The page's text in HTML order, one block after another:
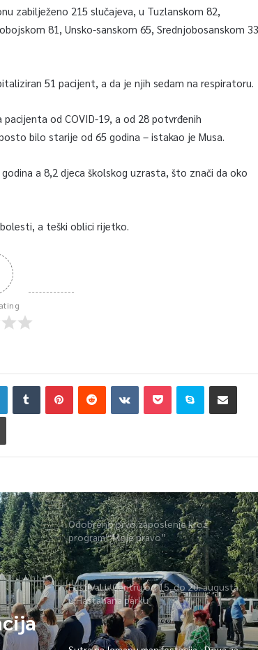
zabilježeno 215 slučajeva, u Tuzlanskom 82,
81, Unsko-sanskom 65, Srednjobosanskom 33,
51 pacijent, a da je njih sedam na respiratoru.
od COVID-19, a od 28 potvrđenih
bilo starije od 65 godina – istakao je Musa.
a 8,2 djeca školskog uzrasta, što znači da oko
a teški oblici rijetko.
Odobreno prvo zaposlenje kroz
program “Moje pravo”
Festival u Centru od 15. do 20. augusta
u Hastahana parku